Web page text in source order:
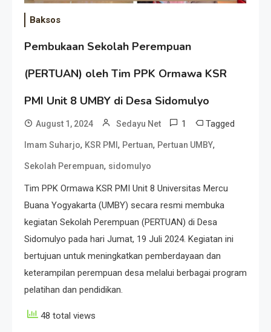
Baksos
Pembukaan Sekolah Perempuan
(PERTUAN) oleh Tim PPK Ormawa KSR
PMI Unit 8 UMBY di Desa Sidomulyo
August 1, 2024 Sedayu Net 1 Tagged
Imam Suharjo, KSR PMI , Pertuan, Pertuan UMBY,
Sekolah Perempuan, sidomulyo
Tim PPK Ormawa KSR PMI Unit 8 Universitas Mercu
Buana Yogyakarta (UMBY) secara resmi membuka
kegiatan Sekolah Perempuan (PERTUAN) di Desa
Sidomulyo pada hari Jumat, 19 Juli 2024. Kegiatan ini
bertujuan untuk meningkatkan pemberdayaan dan
keterampilan perempuan desa melalui berbagai program
pelatihan dan pendidikan.
48 total views